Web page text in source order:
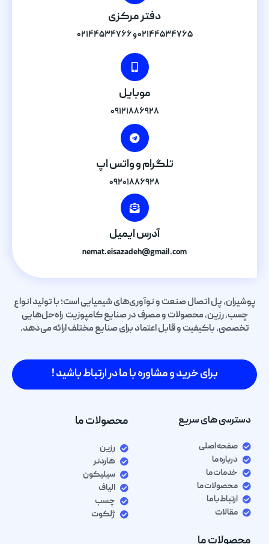
دفتر مرکزی
۰۲۱۴۴۵۳۴۷۶۵ و ۰۲۱۴۴۵۳۴۷۶۶
موبایل
۰۹۱۲۱۸۸۶۹۲۸
تلگرام و واتس اپ
۰۹۲۰۱۸۸۶۹۲۸
آدرس ایمیل
nemat.eisazadeh@gmail.com
پوشیران، پل اتصال صنعت و نوآوری‌های شیمیایی است؛ با تولید انواع
چسب، رزین، محصولات و مصرف در صنایع کامپوزیت راه‌حل‌هایی
تخصصی، باکیفیت و قابل اعتماد برای صنایع مختلف ارائه می‌دهد.
برای خرید و مشاوره با ما در ارتباط باشید !
دسترسی های سریع
صفحه اصلی
درباره ما
خدمات ما
محصولات ما
ارتباط با ما
مقالات
محصولات ما
رزین
هاردنر
سیلیکون
الیاف
چسب
ژلکوت